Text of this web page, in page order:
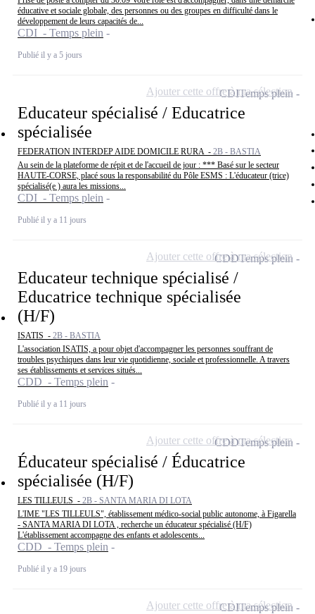
éducative et sociale globale, des personnes ou des groupes en difficulté dans le
développement de leurs capacités de...
CDI - Temps plein
Publié il y a 5 jours
Educateur spécialisé / Educatrice
spécialisée
FEDERATION INTERDEP AIDE DOMICILE RURA - 2B - BASTIA
Au sein de la plateforme de répit et de l'accueil de jour : *** Basé sur le secteur
HAUTE-CORSE, placé sous la responsabilité du Pôle ESMS : L'éducateur (trice)
spécialisé(e ) aura les missions...
CDI - Temps plein
Publié il y a 11 jours
CDITemps plein
Ajouter cette offre à ma sélection
Educateur technique spécialisé /
Educatrice technique spécialisée
(H/F)
ISATIS - 2B - BASTIA
L'association ISATIS, a pour objet d'accompagner les personnes souffrant de
troubles psychiques dans leur vie quotidienne, sociale et professionnelle. A travers
ses établissements et services situés...
CDD - Temps plein
Publié il y a 11 jours
CDDTemps plein
Ajouter cette offre à ma sélection
Éducateur spécialisé / Éducatrice
spécialisée (H/F)
LES TILLEULS - 2B - SANTA MARIA DI LOTA
L'IME "LES TILLEULS", établissement médico-social public autonome, à Figarella
- SANTA MARIA DI LOTA , recherche un éducateur spécialisé (H/F)
L'établissement accompagne des enfants et adolescents...
CDD - Temps plein
Publié il y a 19 jours
CDDTemps plein
Ajouter cette offre à ma sélection
CDITemps plein
Ajouter cette offre à ma sélection